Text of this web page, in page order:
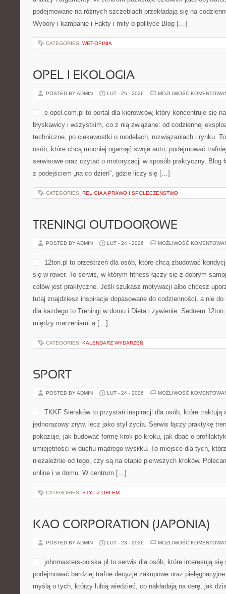
podejmowane na różnych szczeblach przekładają się na
Wybory i kampanie i Fakty i mity o polityce Blog […]
CATEGORIES: WET-OPINIA
OPEL I EKOLOGIA
POSTED BY ADMIN LUT - 25 - 2026 MOŻLIWOŚĆ
e-opel.com.pl to portal dla kierowców, który koncentruje się
błyskawicy i wszystkim, co z nią związane: od codziennej
techniczne, po ciekawostki o modelach, rozwiązaniach i rynku.
osób, które chcą mocniej ogarnąć swoje auto, podejmować
serwisowe oraz czytać o motoryzacji w sposób praktyczny. Blog
z podejściem „na co dzień”, gdzie liczy się […]
CATEGORIES: RELIGIA A PRAWO I SPOŁECZEŃSTWO
TRENINGI OUTDOOROWE
POSTED BY ADMIN LUT - 24 - 2026 MOŻLIWOŚĆ
12ton.pl to przestrzeń dla osób, które chcą zbudować
się w rower. To serwis, w którym fitness łączy się z dobrym
celów jest praktyczne. Jeśli szukasz motywacji albo chcesz
tutaj znajdziesz inspiracje dopasowane do codzienności, a nie do
dla każdego to Treningi w domu i Dieta i żywienie. Sednem
między marzeniami a […]
CATEGORIES: KALENDARZ WYDARZEŃ
SPORT
POSTED BY ADMIN LUT - 24 - 2026 MOŻLIWOŚĆ
TKKF Sieraków to przystań inspiracji dla osób, które traktują
jednorazowy zryw, lecz jako styl życia. Serwis łączy praktykę
pokazuje, jak budować formę krok po kroku, jak dbać o
umiejętności w duchu mądrego wysiłku. To miejsce dla tych,
niezależnie od tego, czy są na etapie pierwszych kroków.
online i w domu. W centrum […]
CATEGORIES: STYL Z ORŁEM
KAO CORPORATION (JAPONIA)
POSTED BY ADMIN LUT - 23 - 2026 MOŻLIWOŚĆ
johnmasters-polska.pl to serwis dla osób, które interesują
podejmować bardziej trafne decyzje zakupowe oraz
myślą o tych, którzy lubią wiedzieć, co nakładają na cerę, jak